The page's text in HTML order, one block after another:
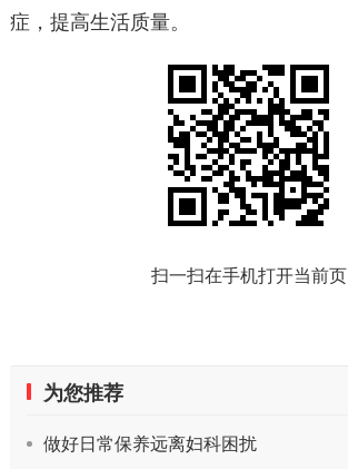
症，提高生活质量。
扫一扫在手机打开当前页
为您推荐
做好日常保养远离妇科困扰